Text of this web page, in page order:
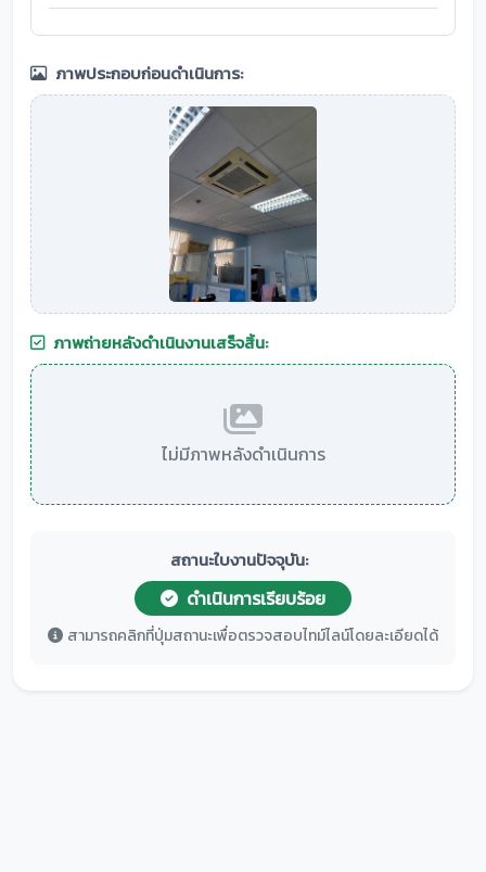
ภาพประกอบก่อนดำเนินการ:
ภาพถ่ายหลังดำเนินงานเสร็จสิ้น:
ไม่มีภาพหลังดำเนินการ
สถานะใบงานปัจจุบัน:
ดำเนินการเรียบร้อย
สามารถคลิกที่ปุ่มสถานะเพื่อตรวจสอบไทม์ไลน์โดยละเอียดได้